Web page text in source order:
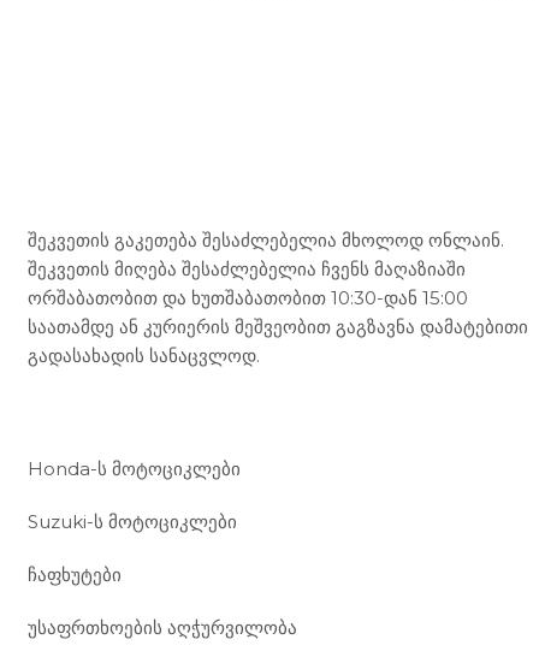
შეკვეთის გაკეთება შესაძლებელია მხოლოდ ონლაინ.
შეკვეთის მიღება შესაძლებელია ჩვენს მაღაზიაში
ორშაბათობით და ხუთშაბათობით 10:30-დან 15:00
საათამდე ან კურიერის მეშვეობით გაგზავნა დამატებითი
გადასახადის სანაცვლოდ.
Honda-ს მოტოციკლები
Suzuki-ს მოტოციკლები
ჩაფხუტები
უსაფრთხოების აღჭურვილობა